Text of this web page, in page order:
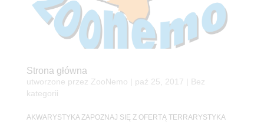
Strona główna
utworzone przez ZooNemo paź 25, 2017 | Bez
kategorii
AKWARYSTYKA ZAPOZNAJ SIĘ Z OFERTĄ TERRARYSTYKA